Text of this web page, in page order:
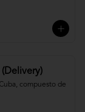
compuesto de